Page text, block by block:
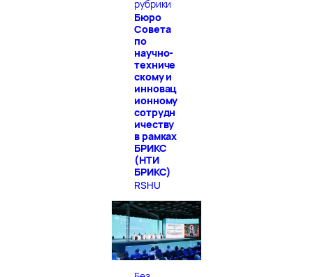
рубрики
Бюро
Совета
по
научно-
техниче
скому и
инновац
ионному
сотрудн
ичеству
в рамках
БРИКС
(НТИ
БРИКС)
RSHU